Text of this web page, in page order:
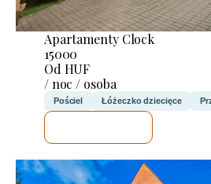
Apartamenty Clock
15000
Od HUF
/ noc / osoba
Pościel Łóżeczko dziecięce